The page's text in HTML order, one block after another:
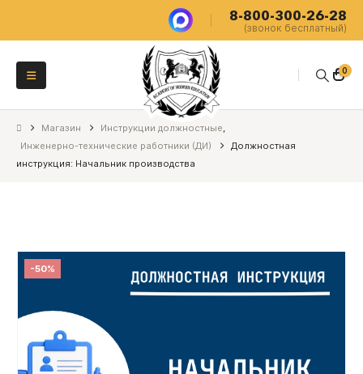
8-800-300-26-28
(звонок бесплатный)
0
Магазин Инструкции должностные,
Инженерно-технические работники (ДИ)
Должностная
инструкция: Начальник производства
-50%